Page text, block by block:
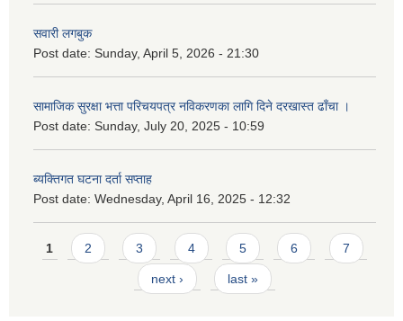
सवारी लगबुक
Post date: Sunday, April 5, 2026 - 21:30
सामाजिक सुरक्षा भत्ता परिचयपत्र नविकरणका लागि दिने दरखास्त ढाँचा ।
Post date: Sunday, July 20, 2025 - 10:59
ब्यक्तिगत घटना दर्ता सप्ताह
Post date: Wednesday, April 16, 2025 - 12:32
Pages
1 2 3 4 5 6 7
next › last »